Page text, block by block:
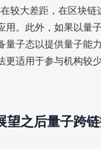
较大差距，在区块链
用。此外，如果以量
量子态以提供量子能
更适用于参与机构较
望之后量子跨